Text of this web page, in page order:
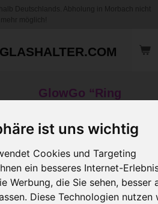
ist uns wichtig
Cookies und Targeting
ein besseres Internet-
Werbung, die Sie sehen, besser
Diese Technologien nutzen
GlowGo “Ring
"Herz mit Flügel"–
...einfach was
besonderes!
34,95 €
zzgl.Versandkosten